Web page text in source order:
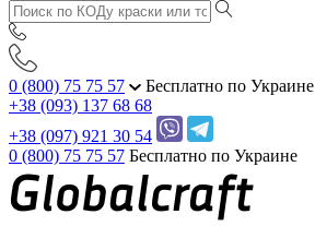
0 (800) 75 75 57
Бесплатно по Украине
+38 (093) 137 68 68
+38 (097) 921 30 54
0 (800) 75 75 57 Бесплатно по Украине